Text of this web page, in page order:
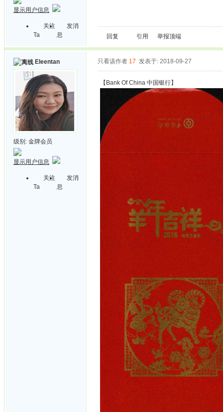
显示用户信息
关注
Ta
发消
息
回复 引用 举报顶端
Eleentan
级别: 金牌会员
显示用户信息
关注
Ta
发消
息
只看该作者 17 发表于: 2018-09-27
【Bank Of China 中国银行】